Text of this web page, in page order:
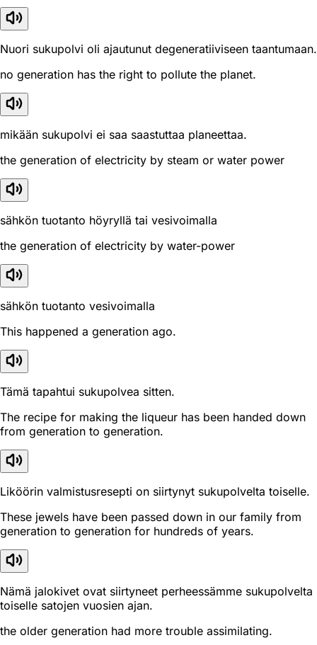
Nuori sukupolvi oli ajautunut degeneratiiviseen taantumaan.
no generation has the right to pollute the planet.
mikään sukupolvi ei saa saastuttaa planeettaa.
the generation of electricity by steam or water power
sähkön tuotanto höyryllä tai vesivoimalla
the generation of electricity by water-power
sähkön tuotanto vesivoimalla
This happened a generation ago.
Tämä tapahtui sukupolvea sitten.
The recipe for making the liqueur has been handed down
from generation to generation.
Liköörin valmistusresepti on siirtynyt sukupolvelta toiselle.
These jewels have been passed down in our family from
generation to generation for hundreds of years.
Nämä jalokivet ovat siirtyneet perheessämme sukupolvelta
toiselle satojen vuosien ajan.
the older generation had more trouble assimilating.